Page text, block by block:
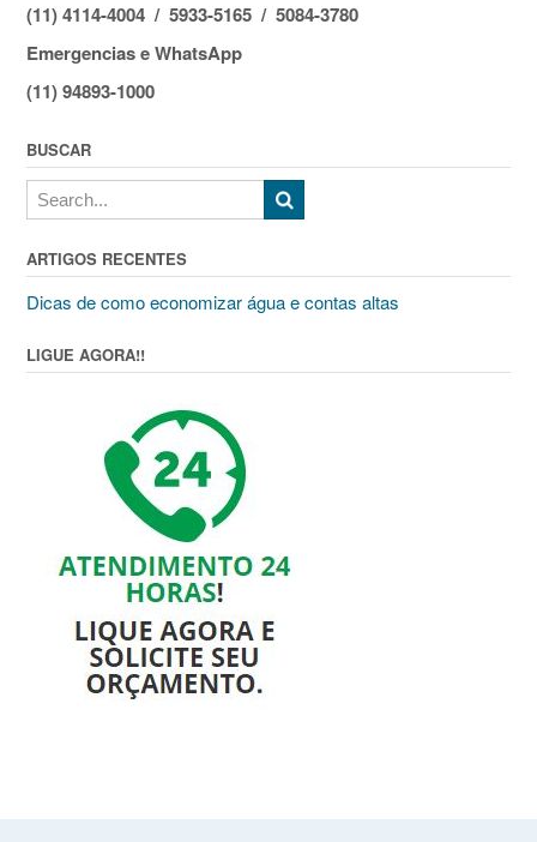
(11) 4114-4004 / 5933-5165 / 5084-3780
Emergencias e WhatsApp
(11) 94893-1000
BUSCAR
ARTIGOS RECENTES
Dicas de como economizar água e contas altas
LIGUE AGORA!!